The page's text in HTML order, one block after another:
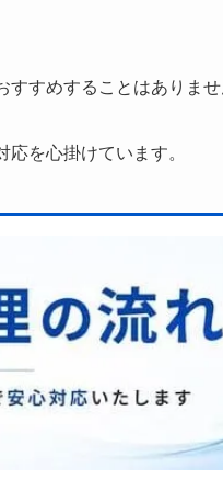
すすめすることはありま
を心掛けています。